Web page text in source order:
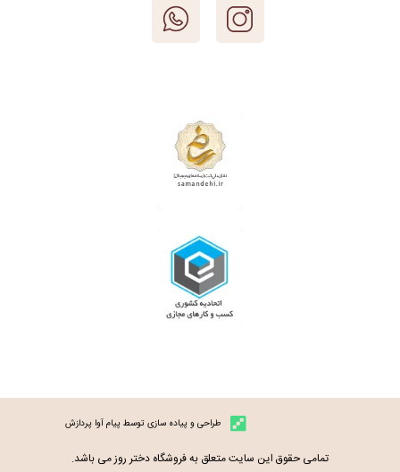
طراحی و پیاده سازی توسط پیام آوا پردازش
تمامی حقوق این سایت متعلق به فروشگاه دختر روز می باشد.